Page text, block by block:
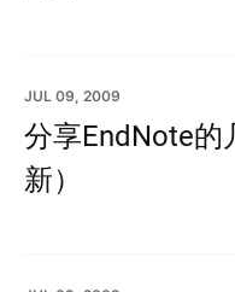
JUL 09, 2009
分享EndNote的
新）